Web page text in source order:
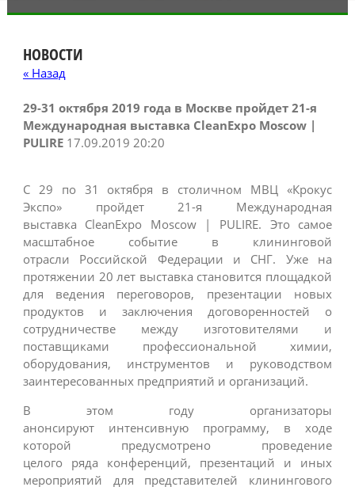
НОВОСТИ
« Назад
29-31 октября 2019 года в Москве пройдет 21-я
Международная выставка CleanExpo Moscow |
PULIRE17.09.2019 20:20
С 29 по 31 октября в столичном МВЦ «Крокус
Экспо» пройдет 21-я Международная
выставка CleanExpo Moscow | PULIRE. Это самое
масштабное событие в клининговой
отрасли Российской Федерации и СНГ. Уже на
протяжении 20 лет выставка становится площадкой
для ведения переговоров, презентации новых
продуктов и заключения договоренностей о
сотрудничестве между изготовителями и
поставщиками профессиональной химии,
оборудования, инструментов и руководством
заинтересованных предприятий и организаций.
В этом году организаторы
анонсируют интенсивную программу, в ходе
которой предусмотрено проведение
целого ряда конференций, презентаций и иных
мероприятий для представителей клинингового